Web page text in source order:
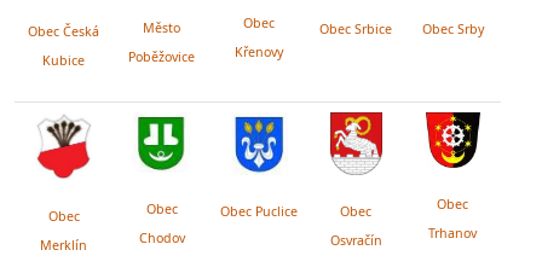
Obec Česká
Kubice
Město
Poběžovice
Obec
Křenovy
Obec Srbice Obec Srby
Obec
Merklín
Obec
Chodov
Obec Puclice
Obec
Osvračín
Obec
Trhanov